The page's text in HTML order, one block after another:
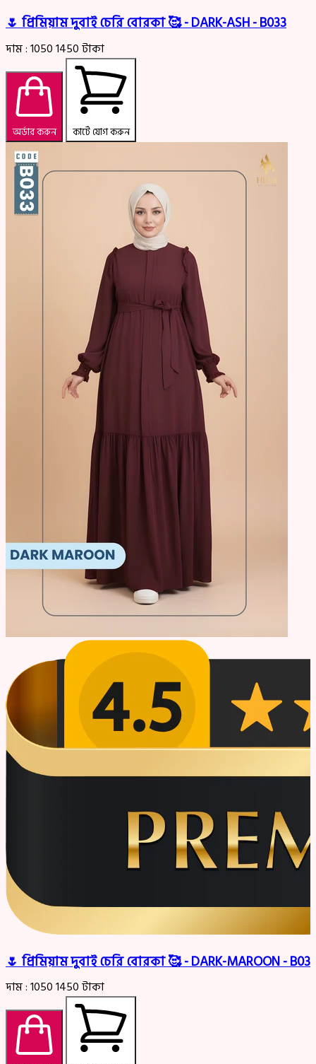
🌷 প্রিমিয়াম দুবাই চেরি বোরকা 🥰 - DARK-ASH - B033
দাম :10501450টাকা
অর্ডার করুন কার্টে যোগ করুন
🌷 প্রিমিয়াম দুবাই চেরি বোরকা 🥰 - DARK-MAROON - B033
দাম :10501450টাকা